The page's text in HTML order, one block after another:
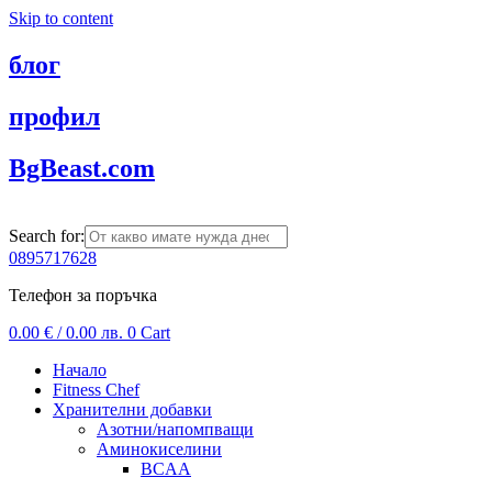
Skip to content
блог
профил
BgBeast.com
Search for:
0895717628
Телефон за поръчка
0.00 € / 0.00 лв. 0 Cart
Начало
Fitness Chef
Хранителни добавки
Азотни/напомпващи
Аминокиселини
BCAA